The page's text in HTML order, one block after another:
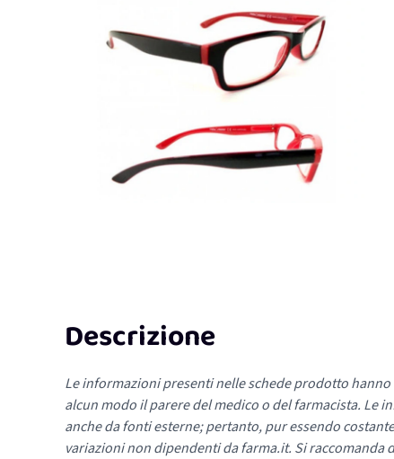
Descrizione
Le informazioni presenti nelle schede prodotto
alcun modo il parere del medico o del farmacista. Le
anche da fonti esterne; pertanto, pur essendo
variazioni non dipendenti da farma.it. Si